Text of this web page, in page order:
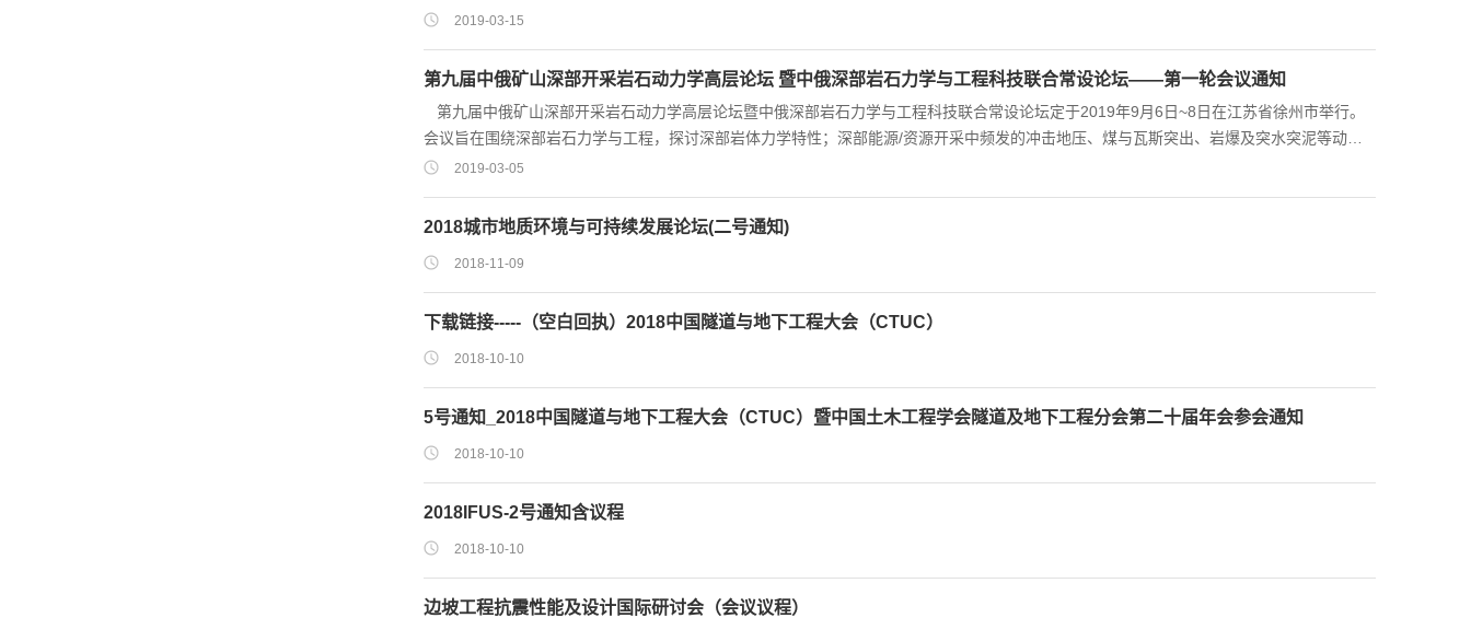
于2019年10月在奥地利维也纳联合举办“中奥土木工程国际研究生论坛”。该论坛将以学术报告、论文交流、专题研讨、以及实验室参观等多种
Pichler参加研讨。现将从维也纳技术大学选拔10名博士/硕士研究生，从同济大学土木工程学院选拔 15 名博士/硕士研究生赴维也纳参加交流
名信息表 &nbs...
2019-03-15
第九届中俄矿山深部开采岩石动力学高层论坛 暨中俄深部岩石力学与工程科技联合常设论坛——第一轮会议通知
第九届中俄矿山深部开采岩石动力学高层论坛暨中俄深部岩石力学与工程科技联合常设论坛定于2019年9月6日~8日在江苏省徐州市举行。
会议旨在围绕深部岩石力学与工程，探讨深部岩体力学特性；深部能源/资源开采中频发的冲击地压、煤与瓦斯突出、岩爆及突水突泥等动力
灾害机理及防控；深部开采过程中工程岩体动力学响应及稳定性控制等学术与技术问题。会议特邀中俄两国的知名学者作学术报告，以便更好
加本次会议。现将会议有关事项通知如下：一、会议主题（1）深部工程中的新理论、新方法及发展方向（2）深部多场耦合条件下岩体非线性
部地下工程灾变监测预警与风险评价（6）复杂地层与深...
2019-03-05
2018城市地质环境与可持续发展论坛(二号通知)
2018-11-09
下载链接-----（空白回执）2018中国隧道与地下工程大会（CTUC）
2018-10-10
5号通知_2018中国隧道与地下工程大会（CTUC）暨中国土木工程学会隧道及地下工程分会第二十届年会参会通知
2018-10-10
2018IFUS-2号通知含议程
2018-10-10
边坡工程抗震性能及设计国际研讨会（会议议程）